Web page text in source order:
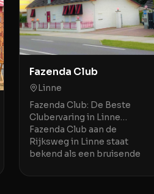
Fazenda Club
Linne
Fazenda Club: De Beste
Clubervaring in Linne
Fazenda Club aan de
Rijksweg in Linne staat
bekend als een bruisende
geweldige a